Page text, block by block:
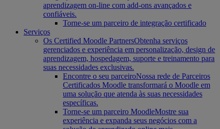
aprendizagem on-line com add-ons avançados e
confiáveis.
Torne-se um parceiro de integração certificado
Serviços
Os Certified Moodle PartnersObtenha serviços
gerenciados e experiência em personalização, design de
aprendizagem, hospedagem, suporte e treinamento para
suas necessidades exclusivas.
Encontre o seu parceiroNossa rede de Parceiros
Certificados Moodle transformará o Moodle em
uma solução que atenda às suas necessidades
específicas.
Torne-se um parceiro MoodleMostre sua
experiência e expanda seus negócios com a